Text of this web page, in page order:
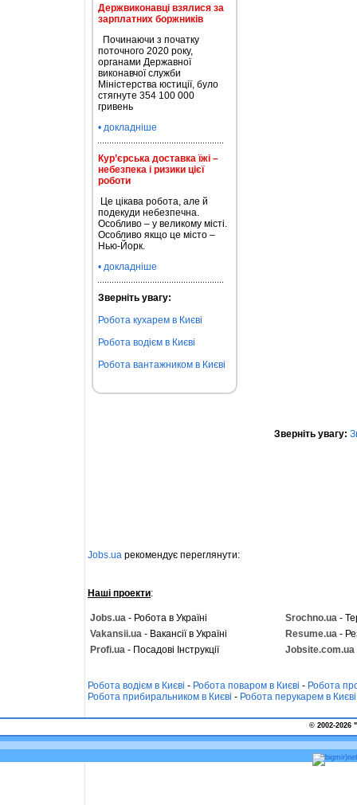
Держвиконавці взялися за
зарплатних боржників
Починаючи з початку
поточного 2020 року,
органами Державної
виконавчої служби
Міністерства юстиції, було
стягнуте 354 100 000
гривень
• докладніше
Кур’єрська доставка їжі –
небезпека і ризики цієї
роботи
Це цікава робота, але й
подекуди небезпечна.
Особливо – у великому місті.
Особливо якщо це місто –
Нью-Йорк.
• докладніше
Зверніть увагу:
Робота кухарем в Києві
Робота водієм в Києві
Робота вантажником в Києві
Зверніть увагу:
Jobs.ua рекомендує переглянути:
Наші проекти:
Jobs.ua - Робота в Україні Srochno.ua -
Vakansii.ua - Вакансії в Україні Resume.ua -
Profi.ua - Посадові Інструкції Jobsite.com.ua
Робота водієм в Києві - Робота поваром в Києві - Робота
Робота прибиральником в Києві - Робота перукарем в Києві
© 2002-2026